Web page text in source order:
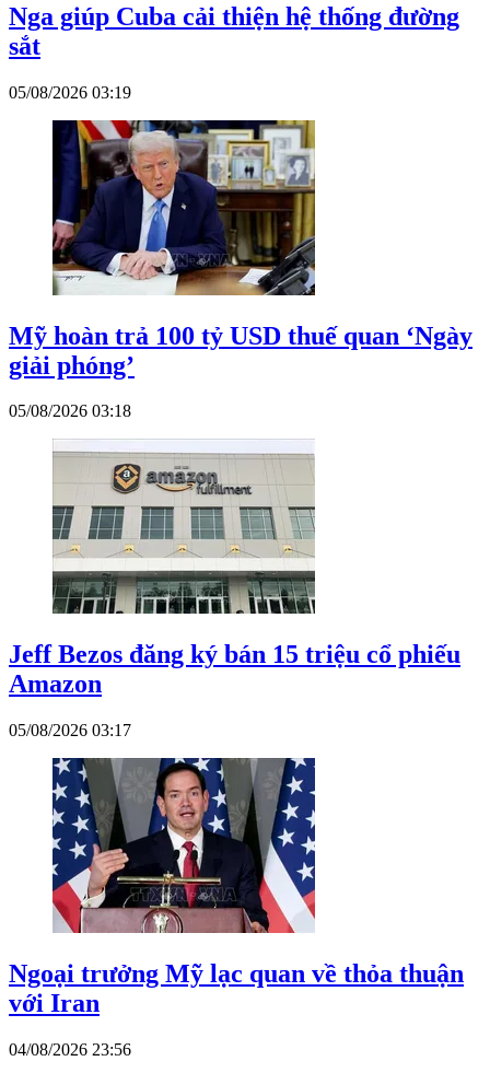
Nga giúp Cuba cải thiện hệ thống đường
sắt
05/08/2026 03:19
Mỹ hoàn trả 100 tỷ USD thuế quan ‘Ngày
giải phóng’
05/08/2026 03:18
Jeff Bezos đăng ký bán 15 triệu cổ phiếu
Amazon
05/08/2026 03:17
Ngoại trưởng Mỹ lạc quan về thỏa thuận
với Iran
04/08/2026 23:56